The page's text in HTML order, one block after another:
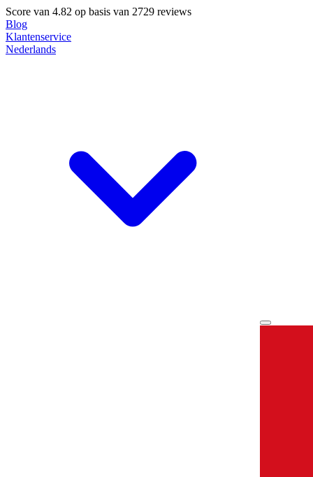
Score van 4.82 op basis van 2729 reviews
Blog
Klantenservice
Nederlands